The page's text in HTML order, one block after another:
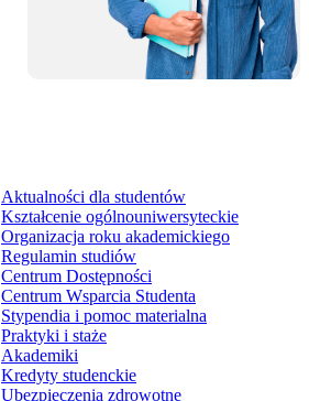
Aktualności dla studentów
Kształcenie ogólnouniwersyteckie
Organizacja roku akademickiego
Regulamin studiów
Centrum Dostępności
Centrum Wsparcia Studenta
Stypendia i pomoc materialna
Praktyki i staże
Akademiki
Kredyty studenckie
Ubezpieczenia zdrowotne